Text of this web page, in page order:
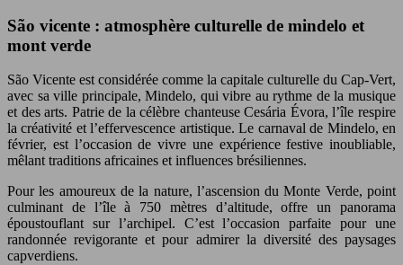
São vicente : atmosphère culturelle de mindelo et
mont verde
São Vicente est considérée comme la capitale culturelle du Cap-Vert,
avec sa ville principale, Mindelo, qui vibre au rythme de la musique
et des arts. Patrie de la célèbre chanteuse Cesária Évora, l’île respire
la créativité et l’effervescence artistique. Le carnaval de Mindelo, en
février, est l’occasion de vivre une expérience festive inoubliable,
mêlant traditions africaines et influences brésiliennes.
Pour les amoureux de la nature, l’ascension du Monte Verde, point
culminant de l’île à 750 mètres d’altitude, offre un panorama
époustouflant sur l’archipel. C’est l’occasion parfaite pour une
randonnée revigorante et pour admirer la diversité des paysages
capverdiens.